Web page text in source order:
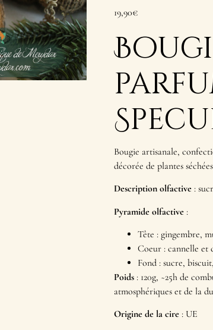
19,90€
Bougie artisanale,
décorée de plantes
Description olfactive:
Pyramide olfactive:
Tête : gingembre,
Coeur : cannelle et
Fond : sucre,
Poids: 120g, ~25h de
atmosphériques et de la
Origine de la cire: UE